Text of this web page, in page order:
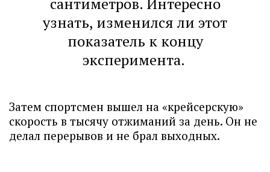
узнать, изменился ли этот
показатель к концу
эксперимента.
Затем спортсмен вышел на «крейсерскую»
скорость в тысячу отжиманий за день. Он не
делал перерывов и не брал выходных.